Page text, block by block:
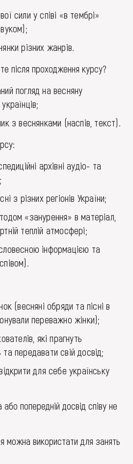
сили у співі «в тембрі»
різних жанрів.
після проходження курсу?
погляд на весняну
з веснянками (наспів, текст).
архівні аудіо- та
з різних регіонів України;
«занурення» в матеріал,
теплій атмосфері;
інформацією та
(весняні обряди та пісні в
переважно жінки);
які прагнуть
передавати свій досвід;
для себе українську
попередній досвід співу не
можна використати для занять